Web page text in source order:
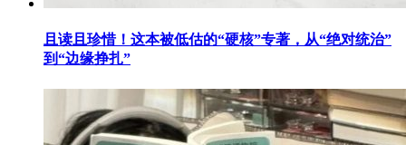
且读且珍惜！这本被低估的“硬核”专著，从“绝对统治”
到“边缘挣扎”